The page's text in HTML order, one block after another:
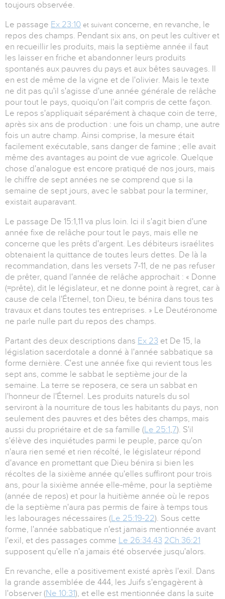
toujours observée.
Le passage Ex 23:10 et suivant concerne, en revanche, le
repos des champs. Pendant six ans, on peut les cultiver et
en recueillir les produits, mais la septième année il faut
les laisser en friche et abandonner leurs produits
spontanés aux pauvres du pays et aux bêtes sauvages. Il
en est de même de la vigne et de l'olivier. Mais le texte
ne dit pas qu'il s'agisse d'une année générale de relâche
pour tout le pays, quoiqu'on l'ait compris de cette façon.
Le repos s'appliquait séparément à chaque coin de terre,
après six ans de production : une fois un champ, une autre
fois un autre champ. Ainsi comprise, la mesure était
facilement exécutable, sans danger de famine ; elle avait
même des avantages au point de vue agricole. Quelque
chose d'analogue est encore pratiqué de nos jours, mais
le chiffre de sept années ne se comprend que si la
semaine de sept jours, avec le sabbat pour la terminer,
existait auparavant.
Le passage De 15:1,11 va plus loin. Ici il s'agit bien d'une
année fixe de relâche pour tout le pays, mais elle ne
concerne que les prêts d'argent. Les débiteurs israélites
obtenaient la quittance de toutes leurs dettes. De là la
recommandation, dans les versets 7-11, de ne pas refuser
de prêter, quand l'année de relâche approchait : « Donne
(=prête), dit le législateur, et ne donne point à regret, car à
cause de cela l'Éternel, ton Dieu, te bénira dans tous tes
travaux et dans toutes tes entreprises. » Le Deutéronome
ne parle nulle part du repos des champs.
Partant des deux descriptions dans Ex 23 et De 15, la
législation sacerdotale a donné à l'année sabbatique sa
forme dernière. C'est une année fixe qui revient tous les
sept ans, comme le sabbat le septième jour de la
semaine. La terre se reposera, ce sera un sabbat en
l'honneur de l'Éternel. Les produits naturels du sol
serviront à la nourriture de tous les habitants du pays, non
seulement des pauvres et des bêtes des champs, mais
aussi du propriétaire et de sa famille (Le 25:1,7). S'il
s'élève des inquiétudes parmi le peuple, parce qu'on
n'aura rien semé et rien récolté, le législateur répond
d'avance en promettant que Dieu bénira si bien les
récoltes de la sixième année qu'elles suffiront pour trois
ans, pour la sixième année elle-même, pour la septième
(année de repos) et pour la huitième année où le repos
de la septième n'aura pas permis de faire à temps tous
les labourages nécessaires (Le 25:19-22). Sous cette
forme, l'année sabbatique n'est jamais mentionnée avant
l'exil, et des passages comme Le 26:34,43 2Ch 36:21
supposent qu'elle n'a jamais été observée jusqu'alors.
En revanche, elle a positivement existé après l'exil. Dans
la grande assemblée de 444, les Juifs s'engagèrent à
l'observer (Ne 10:31), et elle est mentionnée dans la suite